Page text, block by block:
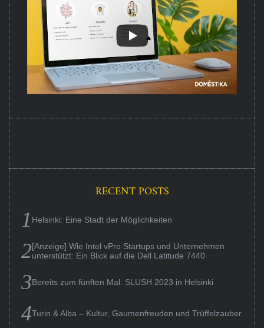
RECENT POSTS
Helsinki: Eine Stadt der Möglichkeiten
[Anzeige] Wie Intel vPro Startups und Unternehmen
unterstützt: Ein Blick auf die Dell Latitude 7440
Bereits zum fünften Mal: SLUSH 2023 in Helsinki
Turin & Alba – Kultur, Gaumenfreuden und Trüffelzauber